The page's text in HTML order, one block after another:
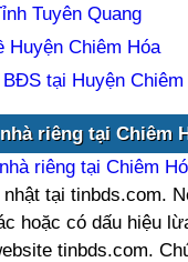
Tuyên Quang
Huyện Chiêm Hóa
tại Huyện Chiêm
riêng tại Chiêm
riêng tại Chiêm
tại tinbds.com.
hoặc có dấu hiệu
tinbds.com.